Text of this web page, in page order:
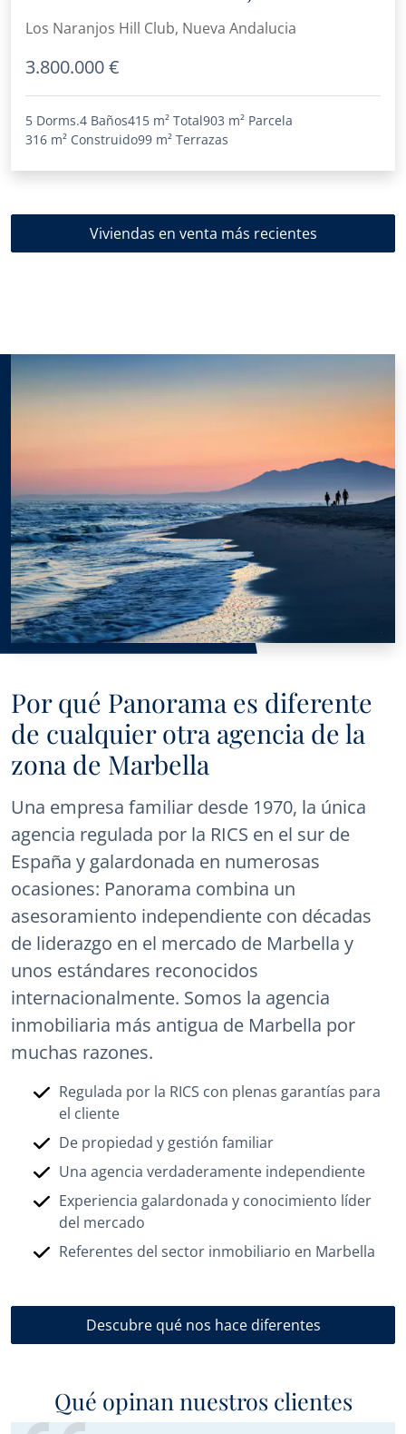
Los Naranjos Hill Club, Nueva Andalucia
3.800.000 €
5 Dorms.4 Baños415 m² Total903 m² Parcela
316 m² Construido99 m² Terrazas
Viviendas en venta más recientes
Por qué Panorama es diferente
de cualquier otra agencia de la
zona de Marbella
Una empresa familiar desde 1970, la única
agencia regulada por la RICS en el sur de
España y galardonada en numerosas
ocasiones: Panorama combina un
asesoramiento independiente con décadas
de liderazgo en el mercado de Marbella y
unos estándares reconocidos
internacionalmente. Somos la agencia
inmobiliaria más antigua de Marbella por
muchas razones.
Regulada por la RICS con plenas garantías para
el cliente
De propiedad y gestión familiar
Una agencia verdaderamente independiente
Experiencia galardonada y conocimiento líder
del mercado
Referentes del sector inmobiliario en Marbella
Descubre qué nos hace diferentes
Qué opinan nuestros clientes